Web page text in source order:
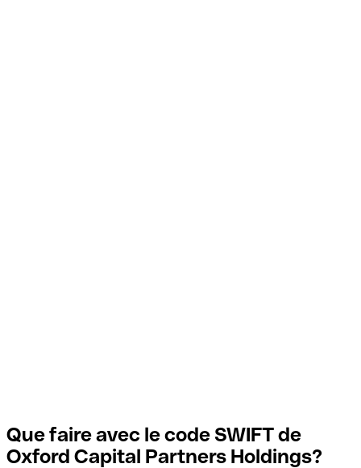
Que faire avec le code SWIFT de
Oxford Capital Partners Holdings?